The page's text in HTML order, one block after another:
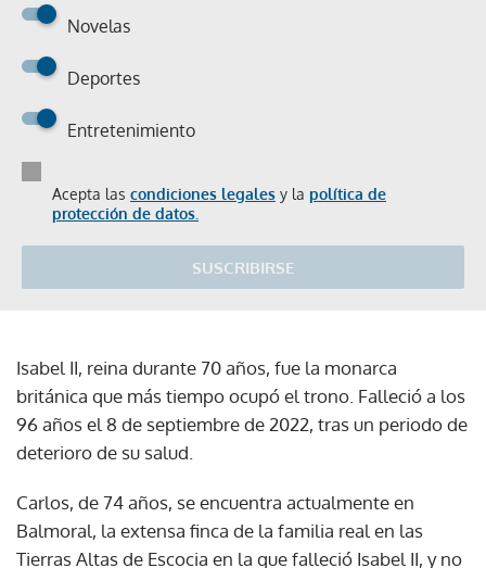
Novelas
Deportes
Entretenimiento
Acepta las condiciones legales y la política de
protección de datos.
SUSCRIBIRSE
Isabel II, reina durante 70 años, fue la monarca
británica que más tiempo ocupó el trono. Falleció a los
96 años el 8 de septiembre de 2022, tras un periodo de
deterioro de su salud.
Carlos, de 74 años, se encuentra actualmente en
Balmoral, la extensa finca de la familia real en las
Tierras Altas de Escocia en la que falleció Isabel II, y no